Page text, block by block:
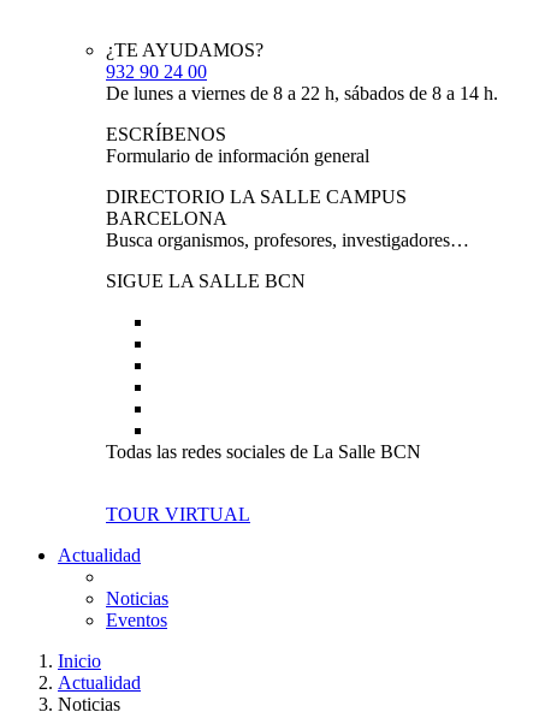
¿TE AYUDAMOS?
932 90 24 00
De lunes a viernes de 8 a 22 h, sábados de 8 a 14 h.
ESCRÍBENOS
Formulario de información general
DIRECTORIO LA SALLE CAMPUS
BARCELONA
Busca organismos, profesores, investigadores…
SIGUE LA SALLE BCN
Todas las redes sociales de La Salle BCN
TOUR VIRTUAL
Actualidad
Noticias
Eventos
Inicio
Actualidad
Noticias